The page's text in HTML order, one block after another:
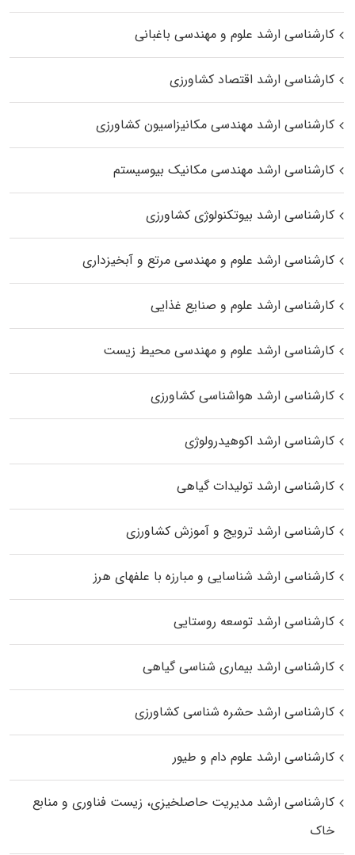
کارشناسی ارشد علوم و مهندسی باغبانی
کارشناسی ارشد اقتصاد کشاورزی
کارشناسی ارشد مهندسی مکانیزاسیون کشاورزی
کارشناسی ارشد مهندسی مکانیک بیوسیستم
کارشناسی ارشد بیوتکنولوژی کشاورزی
کارشناسی ارشد علوم و مهندسی مرتع و آبخیزداری
کارشناسی ارشد علوم و صنایع غذایی
کارشناسی ارشد علوم و مهندسی محیط زیست
کارشناسی ارشد هواشناسی کشاورزی
کارشناسی ارشد اکوهیدرولوژی
کارشناسی ارشد تولیدات گیاهی
کارشناسی ارشد ترویج و آموزش کشاورزی
کارشناسی ارشد شناسایی و مبارزه با علفهای هرز
کارشناسی ارشد توسعه روستایی
کارشناسی ارشد بیماری‌ شناسی گیاهی
کارشناسی ارشد حشره‌ شناسی کشاورزی
کارشناسی ارشد علوم دام و طیور
کارشناسی ارشد مدیریت حاصلخیزی، زیست فناوری و منابع
خاک